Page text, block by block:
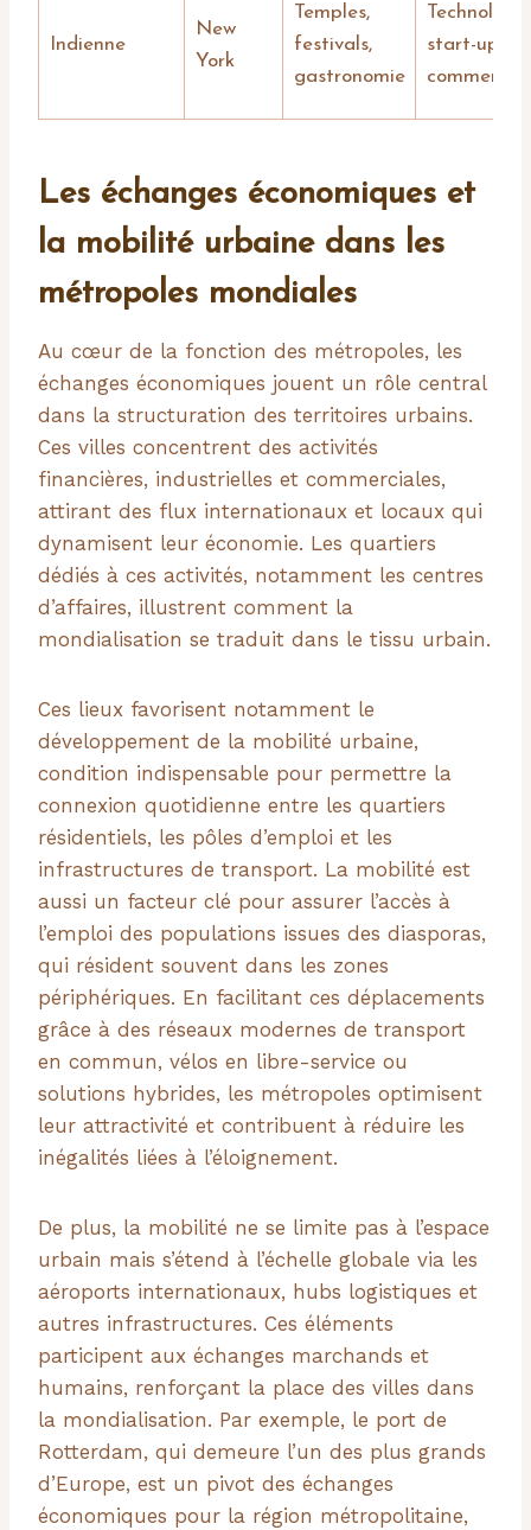
Indienne
New
York
Temples,
festivals,
gastronomie
start-ups,
commerce
Les échanges économiques et
la mobilité urbaine dans les
métropoles mondiales
Au cœur de la fonction des métropoles, les
échanges économiques jouent un rôle central
dans la structuration des territoires urbains.
Ces villes concentrent des activités
financières, industrielles et commerciales,
attirant des flux internationaux et locaux qui
dynamisent leur économie. Les quartiers
dédiés à ces activités, notamment les centres
d’affaires, illustrent comment la
mondialisation se traduit dans le tissu urbain.
Ces lieux favorisent notamment le
développement de la mobilité urbaine,
condition indispensable pour permettre la
connexion quotidienne entre les quartiers
résidentiels, les pôles d’emploi et les
infrastructures de transport. La mobilité est
aussi un facteur clé pour assurer l’accès à
l’emploi des populations issues des diasporas,
qui résident souvent dans les zones
périphériques. En facilitant ces déplacements
grâce à des réseaux modernes de transport
en commun, vélos en libre-service ou
solutions hybrides, les métropoles optimisent
leur attractivité et contribuent à réduire les
inégalités liées à l’éloignement.
De plus, la mobilité ne se limite pas à l’espace
urbain mais s’étend à l’échelle globale via les
aéroports internationaux, hubs logistiques et
autres infrastructures. Ces éléments
participent aux échanges marchands et
humains, renforçant la place des villes dans
la mondialisation. Par exemple, le port de
Rotterdam, qui demeure l’un des plus grands
d’Europe, est un pivot des échanges
économiques pour la région métropolitaine,